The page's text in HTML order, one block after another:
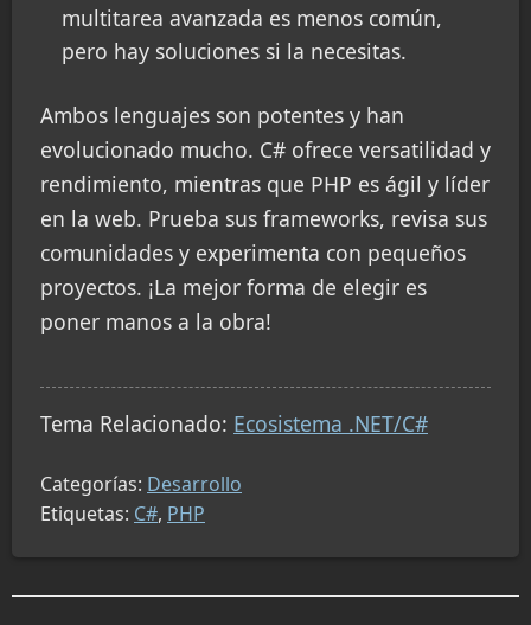
multitarea avanzada es menos común,
pero hay soluciones si la necesitas.
Ambos lenguajes son potentes y han
evolucionado mucho. C# ofrece versatilidad y
rendimiento, mientras que PHP es ágil y líder
en la web. Prueba sus frameworks, revisa sus
comunidades y experimenta con pequeños
proyectos. ¡La mejor forma de elegir es
poner manos a la obra!
Tema Relacionado: Ecosistema .NET/C#
Categorías: Desarrollo
Etiquetas: C#, PHP